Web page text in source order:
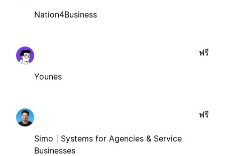
Nation4Business
Younes
ฟรี
Simo | Systems for Agencies & Service
Businesses
ฟรี